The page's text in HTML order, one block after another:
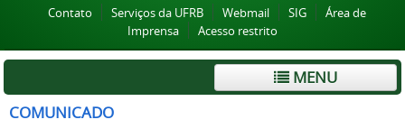
Contato Serviços da UFRB Webmail SIG
Área de
Imprensa
Acesso restrito
MENU
COMUNICADO